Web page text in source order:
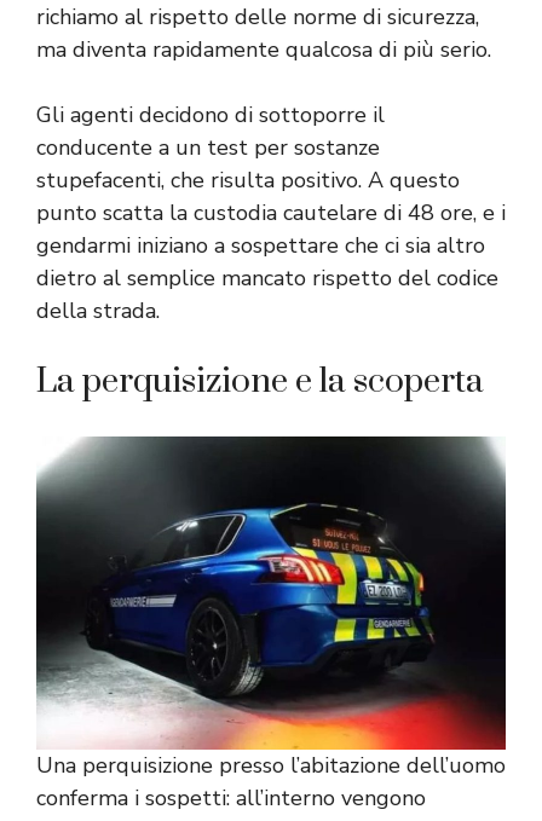
richiamo al rispetto delle norme di sicurezza,
ma diventa rapidamente qualcosa di più serio.
Gli agenti decidono di sottoporre il
conducente a un test per sostanze
stupefacenti, che risulta positivo. A questo
punto scatta la custodia cautelare di 48 ore, e i
gendarmi iniziano a sospettare che ci sia altro
dietro al semplice mancato rispetto del codice
della strada.
La perquisizione e la scoperta
Una perquisizione presso l’abitazione dell’uomo
conferma i sospetti: all’interno vengono